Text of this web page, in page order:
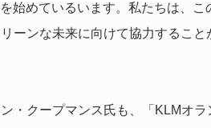
始めているいます。私たちは、
ーンな未来に向けて協力するこ
・クープマンス氏も、「KLMオ